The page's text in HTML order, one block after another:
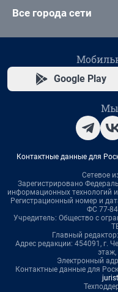
Все города сети
Google Play
Мы
Контактные данные для
Сетевое
Зарегистрировано
информационных технологий
Регистрационный номер и
ФС 77-
Учредитель: Общество с
Главный
Адрес редакции: 454091, г.
этаж,
Электронный
Контактные данные для